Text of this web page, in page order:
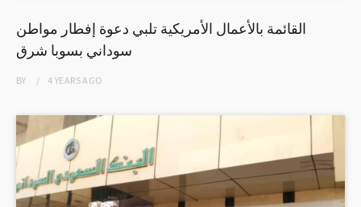
القائمة بالأعمال الأمريكية تلبي دعوة إفطار مواطن
سوداني بسوبا شرق
BY 4 YEARSAGO